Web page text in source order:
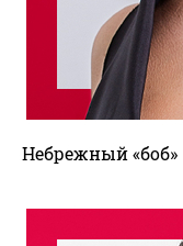
Небрежный «боб»